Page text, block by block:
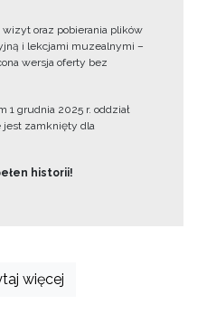
oraz pobierania plików
i lekcjami muzealnymi –
wersja oferty bez
1 grudnia 2025 r. oddział
zamknięty dla
historii!
więcej